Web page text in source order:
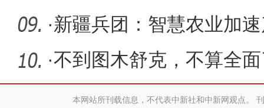
·新疆兵团：智慧农业加
迸发新活
·不到图木舒克，不算全
兵团本网站所刊载信息，不代表中新社和中新网观点。